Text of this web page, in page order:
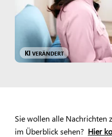
KI VERÄNDERT
Sie wollen alle Nachrichten
im Überblick sehen? Hier